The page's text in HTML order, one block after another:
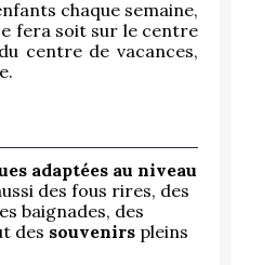
chaque semaine,
fera soit sur le centre
centre de vacances,
adaptées au niveau
des fous rires, des
baignades, des
des souvenirs pleins